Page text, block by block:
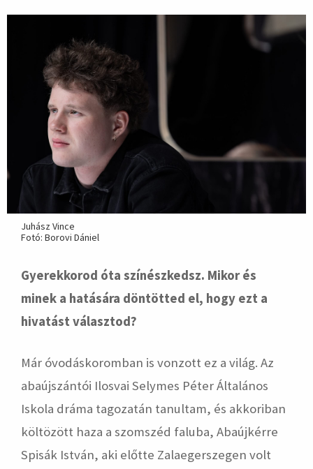
hirdetés
Juhász Vince
Fotó: Borovi Dániel
Gyerekkorod óta színészkedsz. Mikor és
minek a hatására döntötted el, hogy ezt a
hivatást választod?
Már óvodáskoromban is vonzott ez a világ. Az
abaújszántói Ilosvai Selymes Péter Általános
Iskola dráma tagozatán tanultam, és akkoriban
költözött haza a szomszéd faluba, Abaújkérre
Spisák István, aki előtte Zalaegerszegen volt